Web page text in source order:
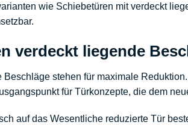
wie Schiebetüren mit verdeckt
verdeckt liegende
Beschläge stehen für maximale
für Türkonzepte, die dem
auf das Wesentliche reduzierte Tür